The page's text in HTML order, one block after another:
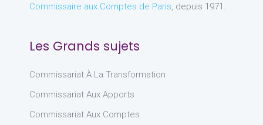
Commissaire aux Comptes de Paris, depuis 1971.
Les Grands sujets
Commissariat À La Transformation
Commissariat Aux Apports
Commissariat Aux Comptes